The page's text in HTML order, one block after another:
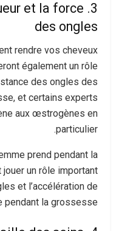
et la force
des ongles
rendre vos cheveux
également un rôle
des ongles des
et certains experts
aux œstrogènes en
particulier.
prend pendant la
un rôle important
et l’accélération de
pendant la grossesse.